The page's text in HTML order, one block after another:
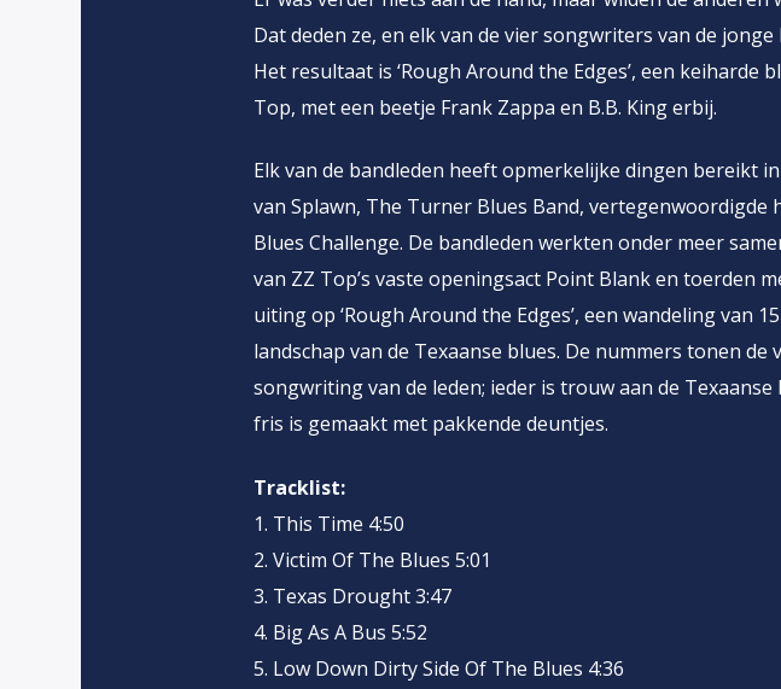
Dat deden ze, en elk van de vier songwriters van de
Het resultaat is ‘Rough Around the Edges’, een keiharde
Top, met een beetje Frank Zappa en B.B. King erbij.
Elk van de bandleden heeft opmerkelijke dingen bereikt
van Splawn, The Turner Blues Band,
Blues Challenge. De bandleden werkten onder meer
van ZZ Top’s vaste openingsact Point Blank en toerden
uiting op ‘Rough Around the Edges’, een wandeling van
landschap van de Texaanse blues. De nummers tonen de
songwriting van de leden; ieder is trouw aan de
fris is gemaakt met pakkende deuntjes.
Tracklist:
1. This Time 4:50
2. Victim Of The Blues 5:01
3. Texas Drought 3:47
4. Big As A Bus 5:52
5. Low Down Dirty Side Of The Blues 4:36